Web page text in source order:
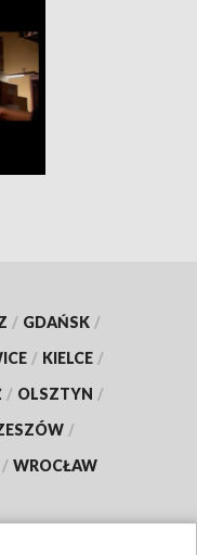
/ GDAŃSK /
/ KIELCE /
/ OLSZTYN /
/
/ WROCŁAW